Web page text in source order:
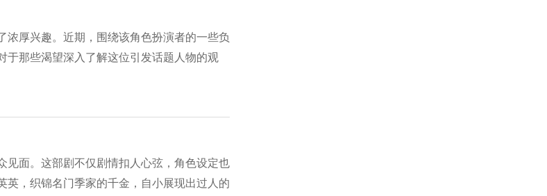
厚兴趣。近期，围绕该角色扮演者的一些负
于那些渴望深入了解这位引发话题人物的观
见面。这部剧不仅剧情扣人心弦，角色设定也
英，织锦名门季家的千金，自小展现出过人的